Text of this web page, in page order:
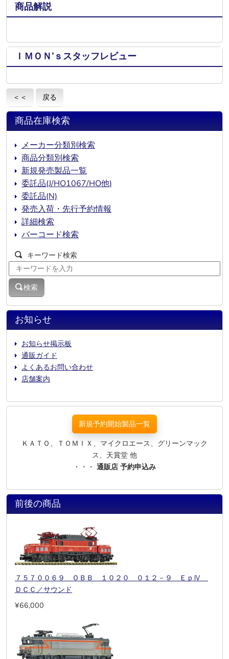
商品解説
ＩＭＯＮ’ｓスタッフレビュー
＜＜ 戻る
お知らせ
お知らせ掲示板
通販ガイド
よくあるお問い合わせ
店舗案内
商品在庫検索
メーカー分類別検索
商品分類別検索
新規発売製品一覧
委託品(J/HO1067/HO他)
委託品(N)
発売入荷・先行予約情報
詳細検索
バーコード検索
キーワード検索
検索
新規予約開始製品一覧
ＫＡＴＯ、ＴＯＭＩＸ、マイクロエース、グリーンマック
ス、天賞堂 他
・・・ 通販店 予約申込み
前後の商品
７５７００６９ ＯＢＢ １０２０ ０１２－９ ＥｐⅣ
ＤＣＣ／サウンド
¥66,000